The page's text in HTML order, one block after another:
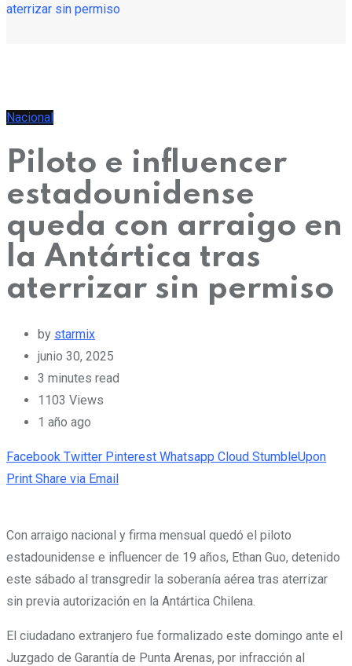
aterrizar sin permiso
Nacional
Piloto e influencer
estadounidense
queda con arraigo en
la Antártica tras
aterrizar sin permiso
by starmix
junio 30, 2025
3 minutes read
1103 Views
1 año ago
Facebook Twitter Pinterest Whatsapp Cloud StumbleUpon
Print Share via Email
Con arraigo nacional y firma mensual quedó el piloto
estadounidense e influencer de 19 años, Ethan Guo, detenido
este sábado al transgredir la soberanía aérea tras aterrizar
sin previa autorización en la Antártica Chilena.
El ciudadano extranjero fue formalizado este domingo ante el
Juzgado de Garantía de Punta Arenas, por infracción al